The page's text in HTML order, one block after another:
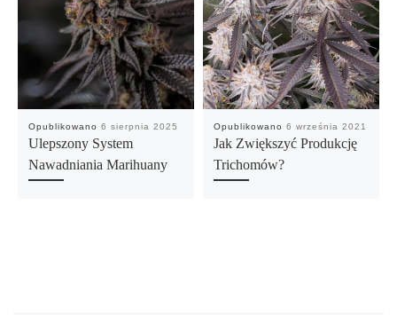
Opublikowano 6 sierpnia 2025
Ulepszony System
Nawadniania Marihuany
Opublikowano 6 września 2021
Jak Zwiększyć Produkcję
Trichomów?